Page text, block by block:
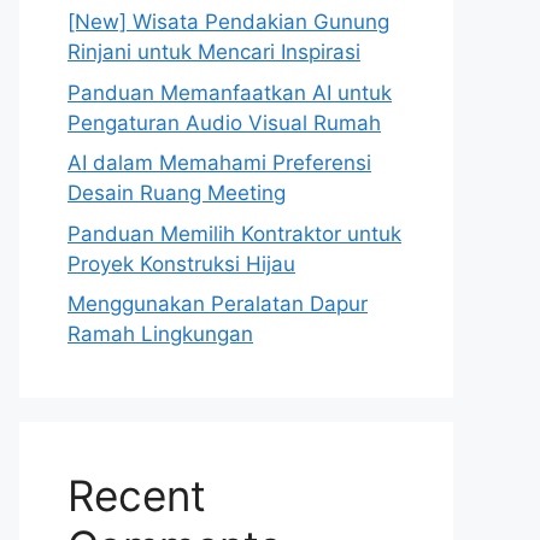
[New] Wisata Pendakian Gunung
Rinjani untuk Mencari Inspirasi
Panduan Memanfaatkan AI untuk
Pengaturan Audio Visual Rumah
AI dalam Memahami Preferensi
Desain Ruang Meeting
Panduan Memilih Kontraktor untuk
Proyek Konstruksi Hijau
Menggunakan Peralatan Dapur
Ramah Lingkungan
Recent